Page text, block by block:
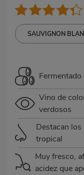
SAUVIGNON
Vino de
verdosos
Destacan
tropical
Muy fresco,
acidez que